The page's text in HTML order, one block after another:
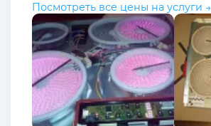
Посмотреть все цены на услуги →